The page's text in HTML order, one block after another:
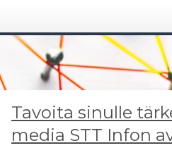
Tavoita sinulle
media STT Infon